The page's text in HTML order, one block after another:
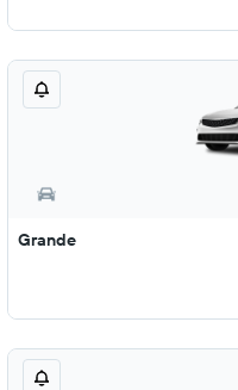
Grande